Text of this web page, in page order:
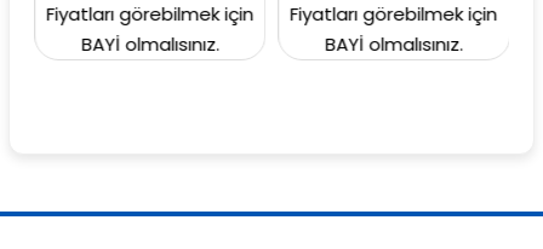
görebilmek için
BAYİ olmalısınız.
Fiyatları görebilmek için
BAYİ olmalısınız.